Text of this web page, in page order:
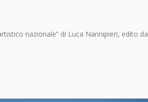
nazionale” di Luca Nannipieri, edito da